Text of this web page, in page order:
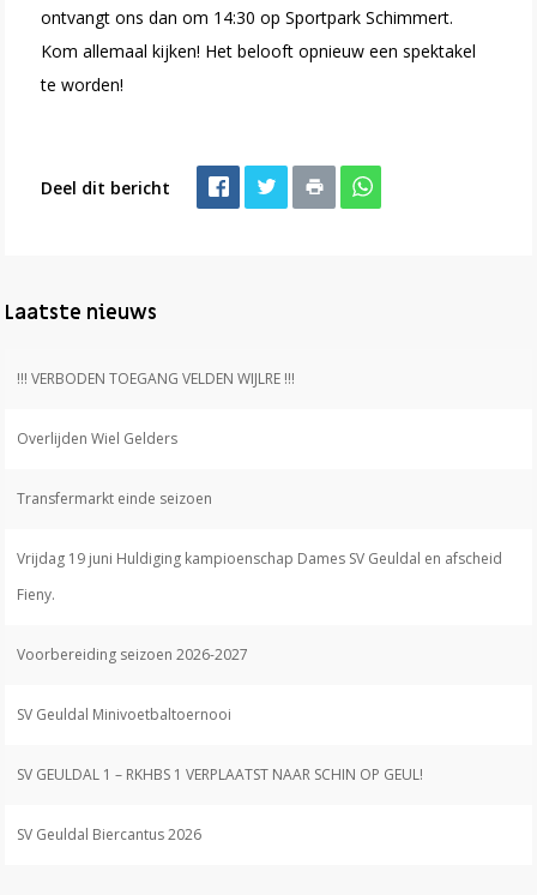
ontvangt ons dan om 14:30 op Sportpark Schimmert.
Kom allemaal kijken! Het belooft opnieuw een spektakel
te worden!
Deel dit bericht
Laatste nieuws
!!! VERBODEN TOEGANG VELDEN WIJLRE !!!
Overlijden Wiel Gelders
Transfermarkt einde seizoen
Vrijdag 19 juni Huldiging kampioenschap Dames SV Geuldal en afscheid
Fieny.
Voorbereiding seizoen 2026-2027
SV Geuldal Minivoetbaltoernooi
SV GEULDAL 1 – RKHBS 1 VERPLAATST NAAR SCHIN OP GEUL!
SV Geuldal Biercantus 2026